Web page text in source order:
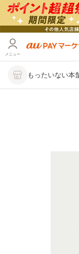
メニュー
もったいない本